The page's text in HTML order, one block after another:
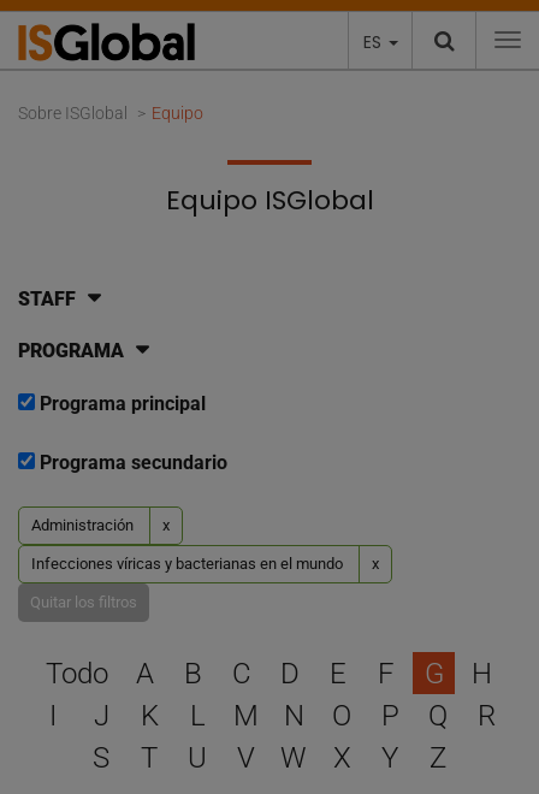
ES
Sobre ISGlobal Equipo
Equipo ISGlobal
STAFF
PROGRAMA
Programa principal
Programa secundario
Administración x
Infecciones víricas y bacterianas en el mundo x
Quitar los filtros
Selecciona una letra
Todo A B C D E F G
H
I
J K L M N O P Q
R
S
T U V W X Y Z